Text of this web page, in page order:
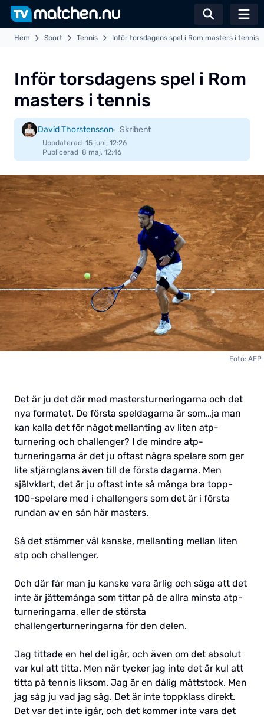
Växla
Hem Sport Tennis Inför torsdagens spel i Rom masters i tennis
Inför torsdagens spel i Rom
masters i tennis
David Thorstensson Skribent
Uppdaterad 15 juni, 12:26
Publicerad 8 maj, 12:46
Foto: AFP
Det är ju det där med mastersturneringarna och det
nya formatet. De första speldagarna är som…ja man
kan kalla det för något mellanting av liten atp-
turnering och challenger? I de mindre atp-
turneringarna är det ju oftast några spelare som ger
lite stjärnglans även till de första dagarna. Men
självklart, det är ju oftast inte så många bra topp-
100-spelare med i challengers som det är i första
rundan av en sån här masters.
Så det stämmer väl kanske, mellanting mellan liten
atp och challenger.
Och där får man ju kanske vara ärlig och säga att det
inte är jättemånga som tittar på de allra minsta atp-
turneringarna, eller de största
challengerturneringarna för den delen.
Jag tittade en hel del igår, och även om det absolut
var kul att titta. Men när tycker jag inte det är kul att
titta på tennis liksom. Jag är en dålig måttstock. Men
jag såg ju vad jag såg. Det är inte toppklass direkt.
Det var det inte igår, och det kommer inte vara det